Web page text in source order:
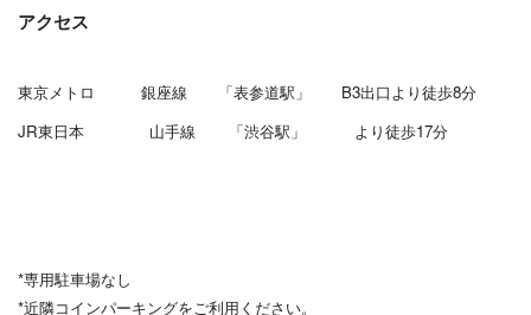
アクセス
東京メトロ 銀座線 「表参道駅」 B3出口より徒歩8分
JR東日本 山手線 「渋谷駅」 より徒歩17分
*専用駐車場なし
*近隣コインパーキングをご利用ください。